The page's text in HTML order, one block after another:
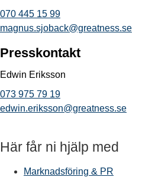
070 445 15 99
magnus.sjoback@greatness.se
Presskontakt
Edwin Eriksson
073 975 79 19
edwin.eriksson@greatness.se
Här får ni hjälp med
Marknadsföring & PR